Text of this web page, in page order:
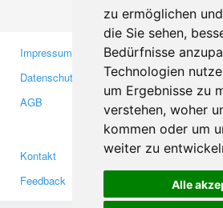
zu ermöglichen
die Sie sehen,
Bedürfnisse
Technologien
um Ergebnisse zu
verstehen, woher
kommen oder um
weiter zu
Alle
Impressum
Datenschutzerklärung
AGB
Kontakt
Feedback